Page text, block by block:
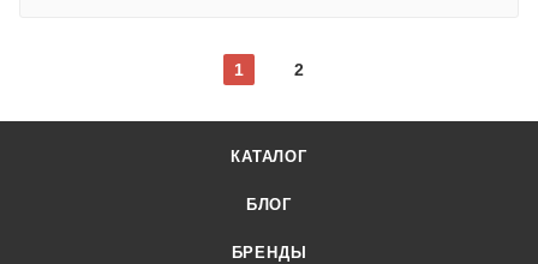
1 2
КАТАЛОГ
БЛОГ
БРЕНДЫ